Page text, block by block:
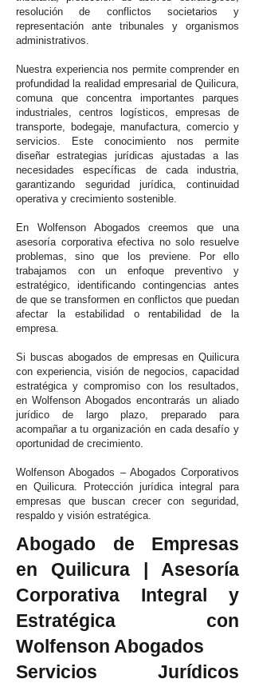
resolución de conflictos societarios y
representación ante tribunales y organismos
administrativos.
Nuestra experiencia nos permite comprender en
profundidad la realidad empresarial de Quilicura,
comuna que concentra importantes parques
industriales, centros logísticos, empresas de
transporte, bodegaje, manufactura, comercio y
servicios. Este conocimiento nos permite
diseñar estrategias jurídicas ajustadas a las
necesidades específicas de cada industria,
garantizando seguridad jurídica, continuidad
operativa y crecimiento sostenible.
En Wolfenson Abogados creemos que una
asesoría corporativa efectiva no solo resuelve
problemas, sino que los previene. Por ello
trabajamos con un enfoque preventivo y
estratégico, identificando contingencias antes
de que se transformen en conflictos que puedan
afectar la estabilidad o rentabilidad de la
empresa.
Si buscas abogados de empresas en Quilicura
con experiencia, visión de negocios, capacidad
estratégica y compromiso con los resultados,
en Wolfenson Abogados encontrarás un aliado
jurídico de largo plazo, preparado para
acompañar a tu organización en cada desafío y
oportunidad de crecimiento.
Wolfenson Abogados – Abogados Corporativos
en Quilicura. Protección jurídica integral para
empresas que buscan crecer con seguridad,
respaldo y visión estratégica.
Abogado de Empresas
en Quilicura | Asesoría
Corporativa Integral y
Estratégica con
Wolfenson Abogados
Servicios Jurídicos